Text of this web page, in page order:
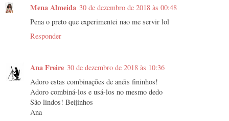
Mena Almeida 30 de dezembro de 2018 às 00:48
Pena o preto que experimentei nao me servir lol
Responder
Ana Freire 30 de dezembro de 2018 às 10:36
Adoro estas combinações de anéis fininhos!
Adoro combiná-los e usá-los no mesmo dedo
São lindos! Beijinhos
Ana